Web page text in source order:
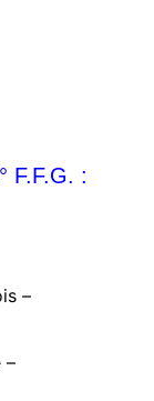
F.F.G. :
–
–